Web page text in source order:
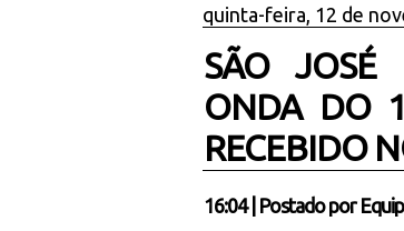
quinta-feira, 12 de
SÃO JOSÉ
ONDA DO
RECEBIDO
16:04| Postado por